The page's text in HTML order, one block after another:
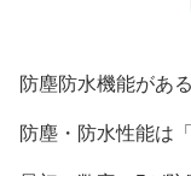
防塵防水機能があ
防塵・防水性能は